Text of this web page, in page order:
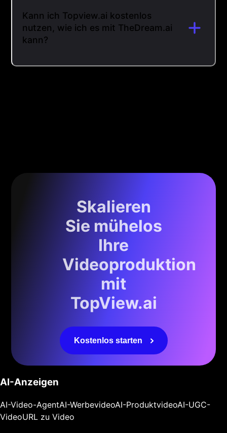
Kann ich Topview.ai kostenlos
nutzen, wie ich es mit TheDream.ai
kann?
Skalieren
Sie mühelos
Ihre
Videoproduktion
mit
TopView.ai
Kostenlos starten
AI-Anzeigen
AI-Video-AgentAI-WerbevideoAI-ProduktvideoAI-UGC-
VideoURL zu Video